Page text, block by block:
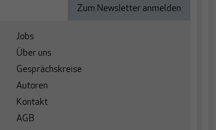
Jobs
Über uns
Gesprächskreise
Autoren
Kontakt
AGB